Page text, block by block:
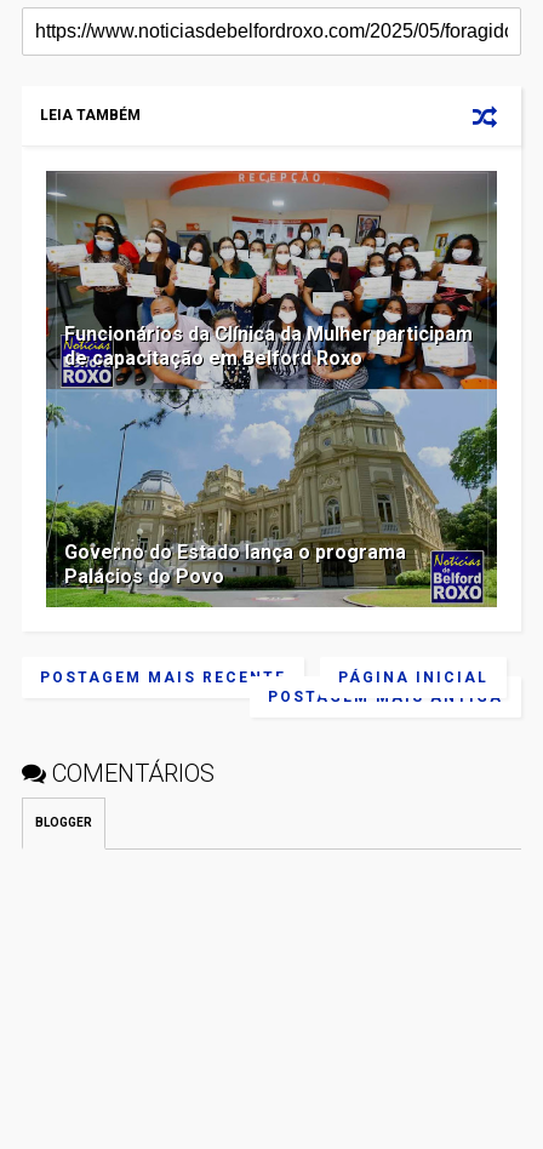
LEIA TAMBÉM
Funcionários da Clínica da Mulher participam
de capacitação em Belford Roxo
Governo do Estado lança o programa
Palácios do Povo
POSTAGEM MAIS RECENTE
POSTAGEM MAIS ANTIGA
PÁGINA INICIAL
COMENTÁRIOS
BLOGGER